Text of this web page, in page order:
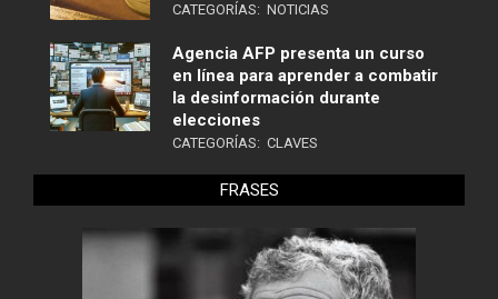
CATEGORÍAS: NOTICIAS
Agencia AFP presenta un curso
en línea para aprender a combatir
la desinformación durante
elecciones
CATEGORÍAS: CLAVES
FRASES